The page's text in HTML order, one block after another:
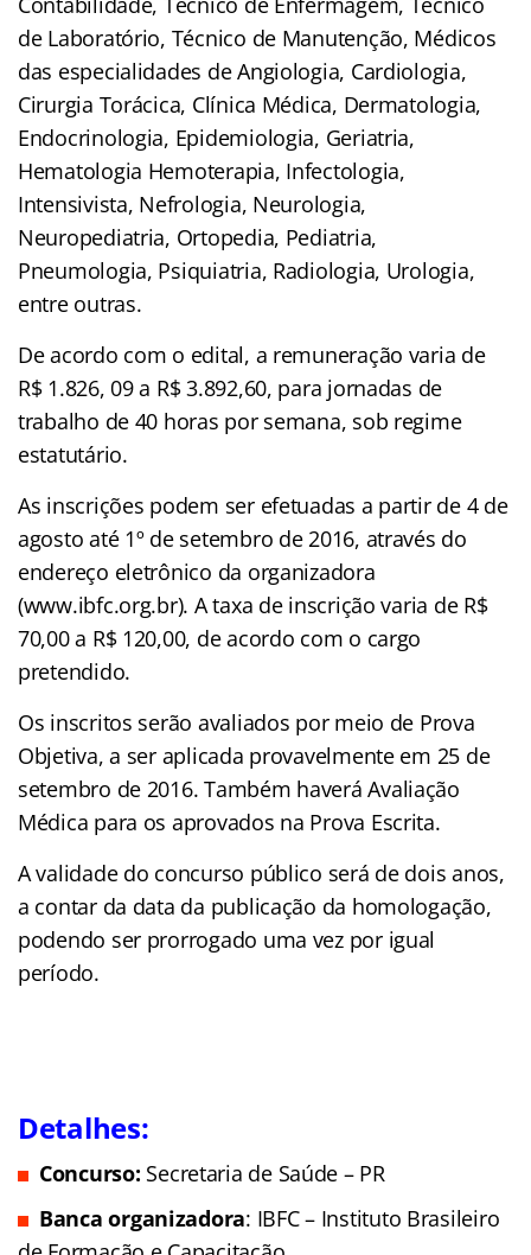
de Laboratório, Técnico de Manutenção, Médicos
das especialidades de Angiologia, Cardiologia,
Cirurgia Torácica, Clínica Médica, Dermatologia,
Endocrinologia, Epidemiologia, Geriatria,
Hematologia Hemoterapia, Infectologia,
Intensivista, Nefrologia, Neurologia,
Neuropediatria, Ortopedia, Pediatria,
Pneumologia, Psiquiatria, Radiologia, Urologia,
entre outras.
De acordo com o edital, a remuneração varia de
R$ 1.826, 09 a R$ 3.892,60, para jornadas de
trabalho de 40 horas por semana, sob regime
estatutário.
As inscrições podem ser efetuadas a partir de 4 de
agosto até 1º de setembro de 2016, através do
endereço eletrônico da organizadora
(www.ibfc.org.br). A taxa de inscrição varia de R$
70,00 a R$ 120,00, de acordo com o cargo
pretendido.
Os inscritos serão avaliados por meio de Prova
Objetiva, a ser aplicada provavelmente em 25 de
setembro de 2016. Também haverá Avaliação
Médica para os aprovados na Prova Escrita.
A validade do concurso público será de dois anos,
a contar da data da publicação da homologação,
podendo ser prorrogado uma vez por igual
período.
Detalhes:
Concurso: Secretaria de Saúde – PR
Banca organizadora: IBFC – Instituto Brasileiro